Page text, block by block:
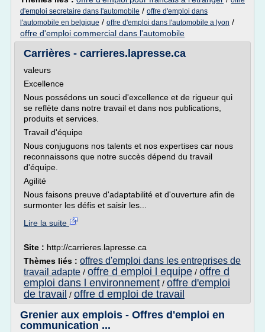
d'emploi secretaire dans l'automobile / offre d'emploi dans
l'automobile en belgique / offre d'emploi dans l'automobile a lyon /
offre d'emploi commercial dans l'automobile
Carrières - carrieres.lapresse.ca
valeurs
Excellence
Nous possédons un souci d'excellence et de rigueur qui
se reflète dans notre travail et dans nos publications,
produits et services.
Travail d'équipe
Nous conjuguons nos talents et nos expertises car nous
reconnaissons que notre succès dépend du travail
d'équipe.
Agilité
Nous faisons preuve d'adaptabilité et d'ouverture afin de
surmonter les défis et saisir les...
Lire la suite
Site : http://carrieres.lapresse.ca
Thèmes liés : offres d'emploi dans les entreprises de
travail adapte / offre d emploi l equipe / offre d
emploi dans l environnement / offre d'emploi
de travail / offre d emploi de travail
Grenier aux emplois - Offres d'emploi en
communication ...